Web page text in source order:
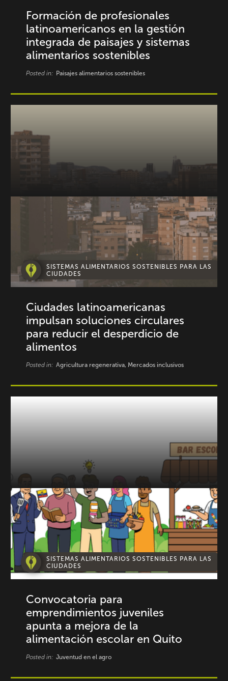
Formación de profesionales
latinoamericanos en la gestión
integrada de paisajes y sistemas
alimentarios sostenibles
Posted in: Paisajes alimentarios sostenibles
SISTEMAS ALIMENTARIOS SOSTENIBLES PARA LAS
CIUDADES
Ciudades latinoamericanas
impulsan soluciones circulares
para reducir el desperdicio de
alimentos
Posted in: Agricultura regenerativa, Mercados inclusivos
SISTEMAS ALIMENTARIOS SOSTENIBLES PARA LAS
CIUDADES
Convocatoria para
emprendimientos juveniles
apunta a mejora de la
alimentación escolar en Quito
Posted in: Juventud en el agro